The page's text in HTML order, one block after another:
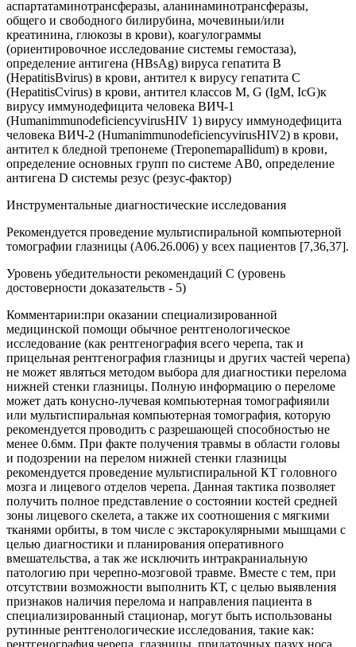
аспартатаминотрансферазы, аланинаминотрансферазы,
общего и свободного билирубина, мочевиныи/или
креатинина, глюкозы в крови), коагулограммы
(ориентировочное исследование системы гемостаза),
определение антигена (HBsAg) вируса гепатита В
(HepatitisBvirus) в крови, антител к вирусу гепатита С
(HepatitisCvirus) в крови, антител классов M, G (IgM, IcG)к
вирусу иммунодефицита человека ВИЧ-1
(HumanimmunodeficiencyvirusHIV 1) вирусу иммунодефицита
человека ВИЧ-2 (HumanimmunodeficiencyvirusHIV2) в крови,
антител к бледной трепонеме (Treponemapallidum) в крови,
определение основных групп по системе AB0, определение
антигена D системы резус (резус-фактор)
Инструментальные диагностические исследования
Рекомендуется проведение мультиспиральной компьютерной
томографии глазницы (А06.26.006) у всех пациентов [7,36,37].
Уровень убедительности рекомендаций C (уровень
достоверности доказательств - 5)
Комментарии:при оказании специализированной
медицинской помощи обычное рентгенологическое
исследование (как рентгенография всего черепа, так и
прицельная рентгенография глазницы и других частей черепа)
не может являться методом выбора для диагностики перелома
нижней стенки глазницы. Полную информацию о переломе
может дать конусно-лучевая компьютерная томографияили
или мультиспиральная компьютерная томография, которую
рекомендуется проводить с разрешающей способностью не
менее 0.6мм. При факте получения травмы в области головы
и подозрении на перелом нижней стенки глазницы
рекомендуется проведение мультиспиральной КТ головного
мозга и лицевого отделов черепа. Данная тактика позволяет
получить полное представление о состоянии костей средней
зоны лицевого скелета, а также их соотношения с мягкими
тканями орбиты, в том числе с экстарокулярными мышцами с
целью диагностики и планирования оперативного
вмешательства, а так же исключить интракраниальную
патологию при черепно-мозговой травме. Вместе с тем, при
отсутствии возможности выполнить КТ, с целью выявления
признаков наличия перелома и направления пациента в
специализированный стационар, могут быть использованы
рутинные рентгенологические исследования, такие как:
рентгенография черепа, глазницы, придаточных пазух носа.